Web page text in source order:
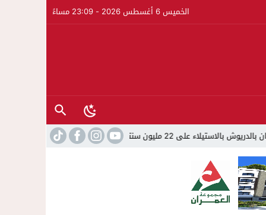
الخميس 6 أغسطس 2026 - 23:09 مساءً
سنتيم 22:45 جمعية الجالية للنقل الدولي تخلد عيد